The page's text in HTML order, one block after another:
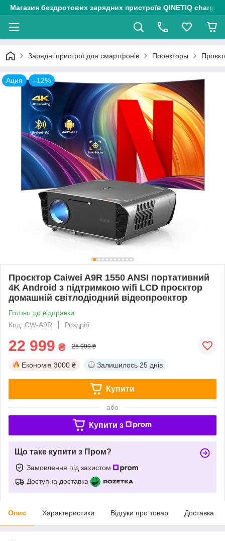
Магазин бездротових зарядних пристроїв QINETIQ chargers
Зарядні пристрої для смартфонів Проекторы
Ация –12%
Проєктор Caiwei A9R 1550 ANSI портативний
4K Android з підтримкою wifi LCD проєктор
домашній світлодіодний відеопроектор
Готово до відправки
Код: CW-A9R
Роздріб
22 999 ₴ 25 999 ₴
Економія 3000 ₴ Залишилось 25 днів
Купити
або
Купити з
Що таке купити з Пром?
Замовлення під захистом
Доступна доставка
Опис Характеристики Відгуки про товар Доставка